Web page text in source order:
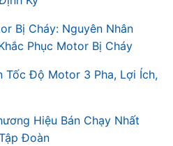
Bị Cháy: Nguyên Nhân
Phục Motor Bị Cháy
Tốc Độ Motor 3 Pha, Lợi Ích,
Hiệu Bán Chạy Nhất
Đoàn